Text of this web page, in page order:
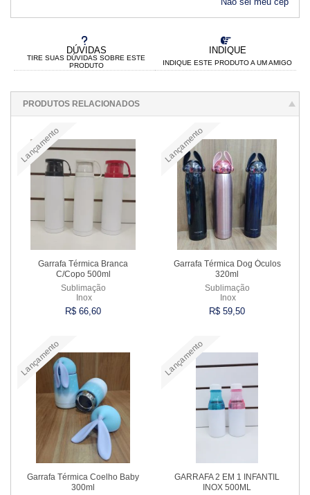
DÚVIDAS
TIRE SUAS DÚVIDAS SOBRE ESTE
PRODUTO
INDIQUE
INDIQUE ESTE PRODUTO A UM AMIGO
PRODUTOS RELACIONADOS
Lançamento
Garrafa Térmica Branca
C/Copo 500ml
Sublimação
Inox
R$ 66,60
Lançamento
Garrafa Térmica Dog Óculos
320ml
Sublimação
Inox
R$ 59,50
Lançamento
Garrafa Térmica Coelho Baby
300ml
Lançamento
GARRAFA 2 EM 1 INFANTIL
INOX 500ML